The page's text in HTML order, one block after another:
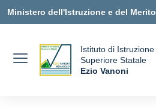
Ministero dell'Istruzione e del Merito
Istituto di Istruzione
Superiore Statale
Ezio Vanoni